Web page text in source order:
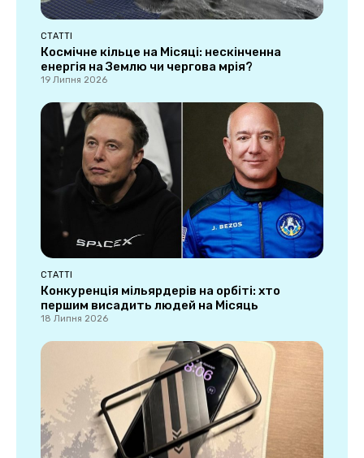
СТАТТІ
Космічне кільце на Місяці: нескінченна
енергія на Землю чи чергова мрія?
19 Липня 2026
СТАТТІ
Конкуренція мільярдерів на орбіті: хто
першим висадить людей на Місяць
18 Липня 2026